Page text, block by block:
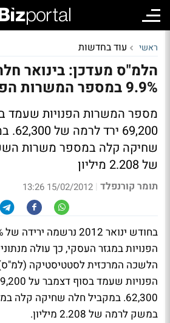
ראשי עוד בחדשות
הלמ"ס מעדכן: בינואר
9.9% במספר המשרות הפנויות במשק
מספר המשרות הפנויות שעמד
69,200
שחיקה קלה במספר משרות
של 2.208 מיליון
תומר קורנפלד |
15/02/2012 13:26
הפנויות במגזר העסקי, כך עולה
הלשכה המרכזית לסטטיסטיקה
62,300. במקביל חלה שחיקה
במשק לרמה של 2.208 מיליון.